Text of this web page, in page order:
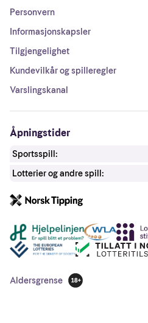
Personvern
Informasjonskapsler
Tilgjengelighet
Kundevilkår og spilleregler
Varslingskanal
Åpningstider
Sportsspill:
Lotterier og andre spill:
Andre lenker
Aldersgrense
18 år